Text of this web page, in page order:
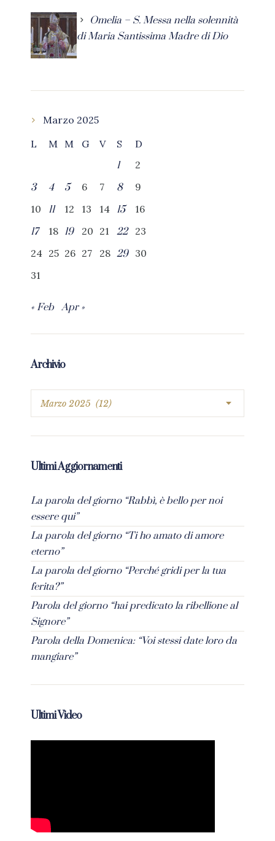
Omelia – S. Messa nella solennità
di Maria Santissima Madre di Dio
Marzo 2025
L
M M G V S
D
1
2
3
4 5 6 7 8
9
10
11 12 13 14 15
16
17
18 19 20 21 22
23
24 25 26 27 28 29 30
31
« Feb Apr »
Archivio
Ultimi Aggiornamenti
La parola del giorno “Rabbì, è bello per noi
essere qui”
La parola del giorno “Ti ho amato di amore
eterno”
La parola del giorno “Perché gridi per la tua
ferita?”
Parola del giorno “hai predicato la ribellione al
Signore”
Parola della Domenica: “Voi stessi date loro da
mangiare”
Ultimi Video